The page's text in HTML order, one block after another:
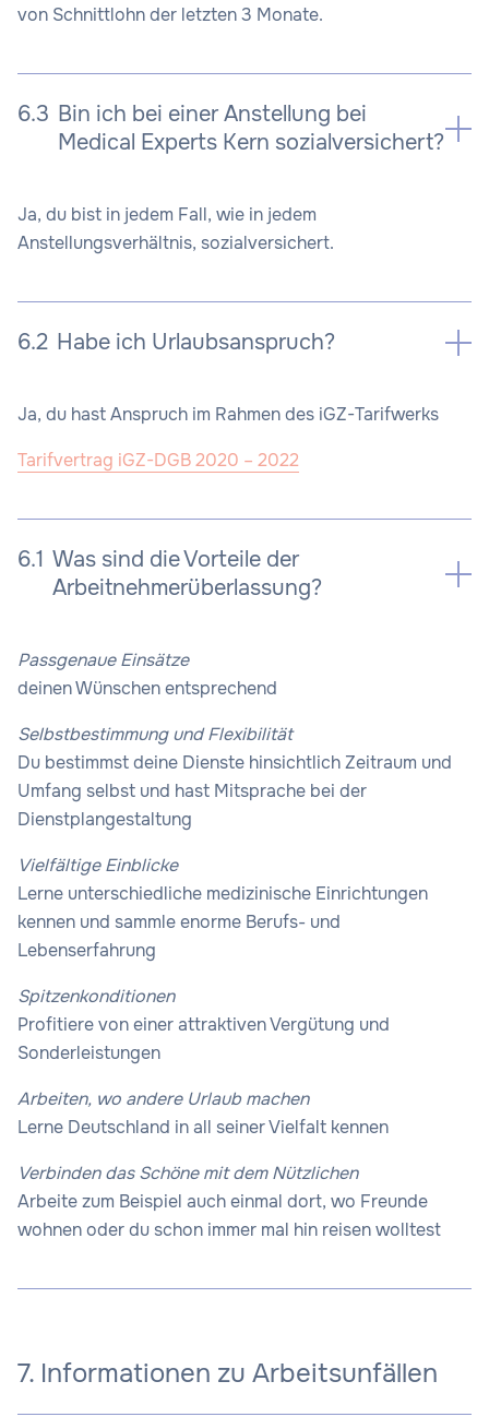
von Schnittlohn der letzten 3 Monate.
6.3 Bin ich bei einer Anstellung bei
Medical Experts Kern sozialversichert?
Ja, du bist in jedem Fall, wie in jedem
Anstellungsverhältnis, sozialversichert.
6.2 Habe ich Urlaubsanspruch?
Ja, du hast Anspruch im Rahmen des iGZ-Tarifwerks
Tarifvertrag iGZ-DGB 2020 – 2022
6.1 Was sind die Vorteile der
Arbeitnehmerüberlassung?
Passgenaue Einsätze
deinen Wünschen entsprechend
Selbstbestimmung und Flexibilität
Du bestimmst deine Dienste hinsichtlich Zeitraum und
Umfang selbst und hast Mitsprache bei der
Dienstplangestaltung
Vielfältige Einblicke
Lerne unterschiedliche medizinische Einrichtungen
kennen und sammle enorme Berufs- und
Lebenserfahrung
Spitzenkonditionen
Profitiere von einer attraktiven Vergütung und
Sonderleistungen
Arbeiten, wo andere Urlaub machen
Lerne Deutschland in all seiner Vielfalt kennen
Verbinden das Schöne mit dem Nützlichen
Arbeite zum Beispiel auch einmal dort, wo Freunde
wohnen oder du schon immer mal hin reisen wolltest
7. Informationen zu Arbeitsunfällen